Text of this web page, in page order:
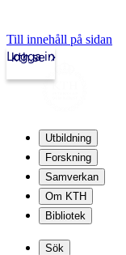
Till innehåll på sidan
kth.se
Logga in
Utbildning
Forskning
Samverkan
Om KTH
Bibliotek
Sök